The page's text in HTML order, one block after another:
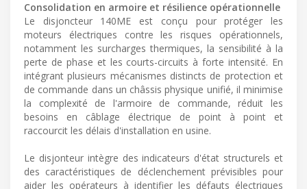
Consolidation en armoire et résilience opérationnelle
Le disjoncteur 140ME est conçu pour protéger les
moteurs électriques contre les risques opérationnels,
notamment les surcharges thermiques, la sensibilité à la
perte de phase et les courts-circuits à forte intensité. En
intégrant plusieurs mécanismes distincts de protection et
de commande dans un châssis physique unifié, il minimise
la complexité de l'armoire de commande, réduit les
besoins en câblage électrique de point à point et
raccourcit les délais d'installation en usine.
Le disjonteur intègre des indicateurs d'état structurels et
des caractéristiques de déclenchement prévisibles pour
aider les opérateurs à identifier les défauts électriques